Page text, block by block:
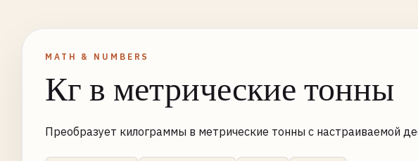
MATH & NUMBERS
Кг в метрические тонны
Преобразует килограммы в метрические тонны с настраиваемой